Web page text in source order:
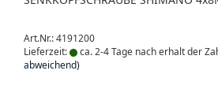
Art.Nr.: 4191200
Lieferzeit:
ca. 2-4 Tage nach erhalt der
abweichend)